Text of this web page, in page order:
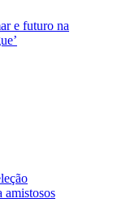
e futuro na
amistosos